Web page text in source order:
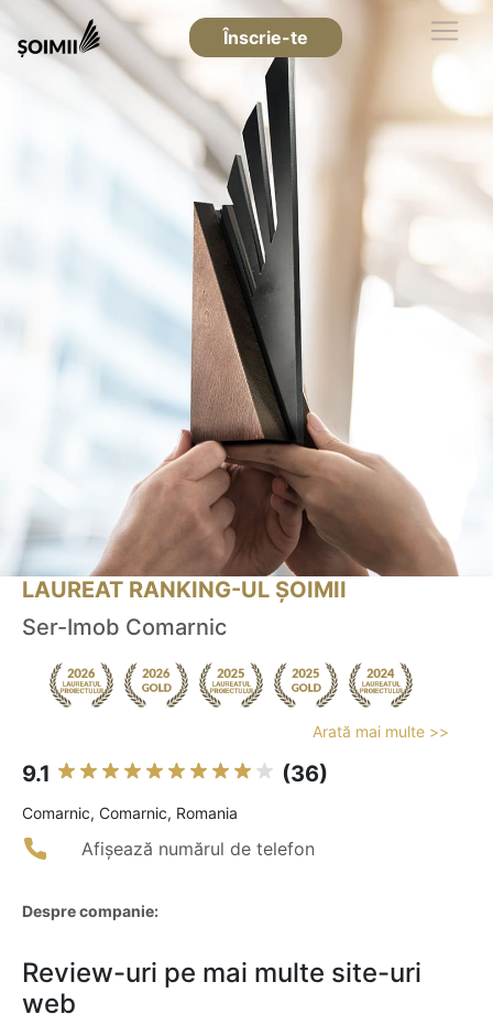
Înscrie-te
LAUREAT RANKING-UL ȘOIMII
Ser-Imob Comarnic
Arată mai multe >>
9.1 (36)
Comarnic, Comarnic, Romania
Afișează numărul de telefon
Despre companie:
Review-uri pe mai multe site-uri
web